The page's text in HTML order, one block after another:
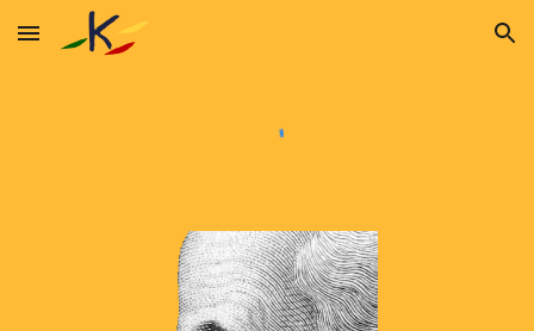
Skip to main content Skip to navigation